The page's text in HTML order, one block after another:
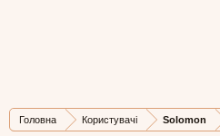
Головна Користувачі Solomon